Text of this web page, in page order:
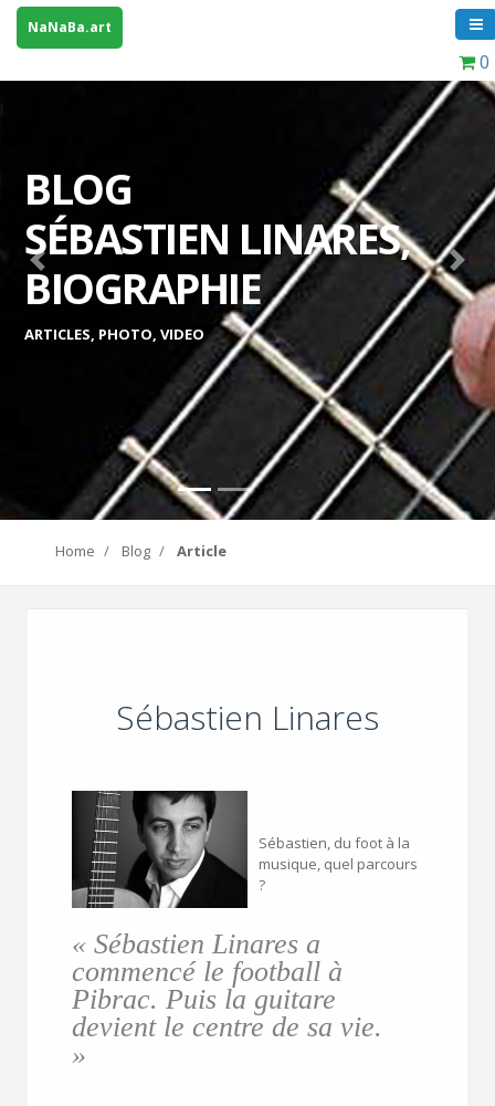
NaNaBa.art
0
BLOG
SÉBASTIEN LINARES,
BIOGRAPHIE
ARTICLES, PHOTO, VIDEO
Previous Next
Home Blog Article
Sébastien Linares
« Sébastien Linares a
commencé le football à
Pibrac. Puis la guitare
devient le centre de sa vie.
»
Sébastien, du foot à la
musique, quel parcours
?